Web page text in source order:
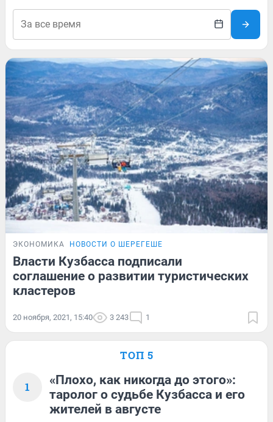
ЭКОНОМИКА НОВОСТИ О ШЕРЕГЕШЕ
Власти Кузбасса подписали
соглашение о развитии туристических
кластеров
20 ноября, 2021, 15:40 3 243 1
ТОП 5
1
«Плохо, как никогда до этого»:
таролог о судьбе Кузбасса и его
жителей в августе